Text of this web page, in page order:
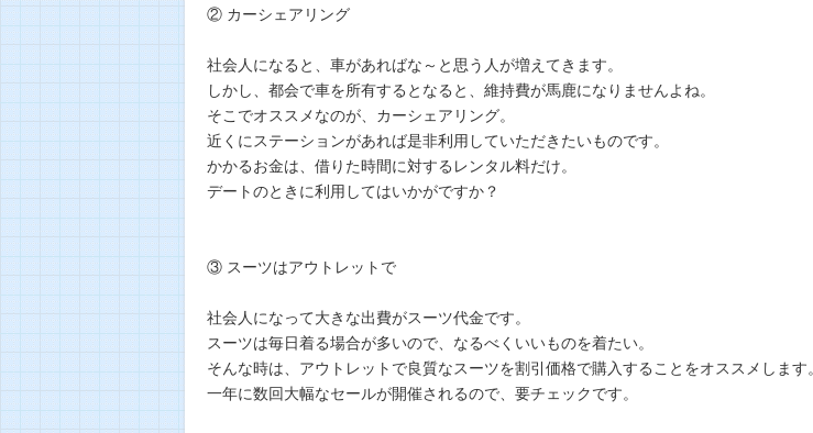
② カーシェアリング
社会人になると、車があればな～と思う人が増えてきます。
しかし、都会で車を所有するとなると、維持費が馬鹿になりませんよね。
そこでオススメなのが、カーシェアリング。
近くにステーションがあれば是非利用していただきたいものです。
かかるお金は、借りた時間に対するレンタル料だけ。
デートのときに利用してはいかがですか？
③ スーツはアウトレットで
社会人になって大きな出費がスーツ代金です。
スーツは毎日着る場合が多いので、なるべくいいものを着たい。
そんな時は、アウトレットで良質なスーツを割引価格で購入することをオススメします。
一年に数回大幅なセールが開催されるので、要チェックです。